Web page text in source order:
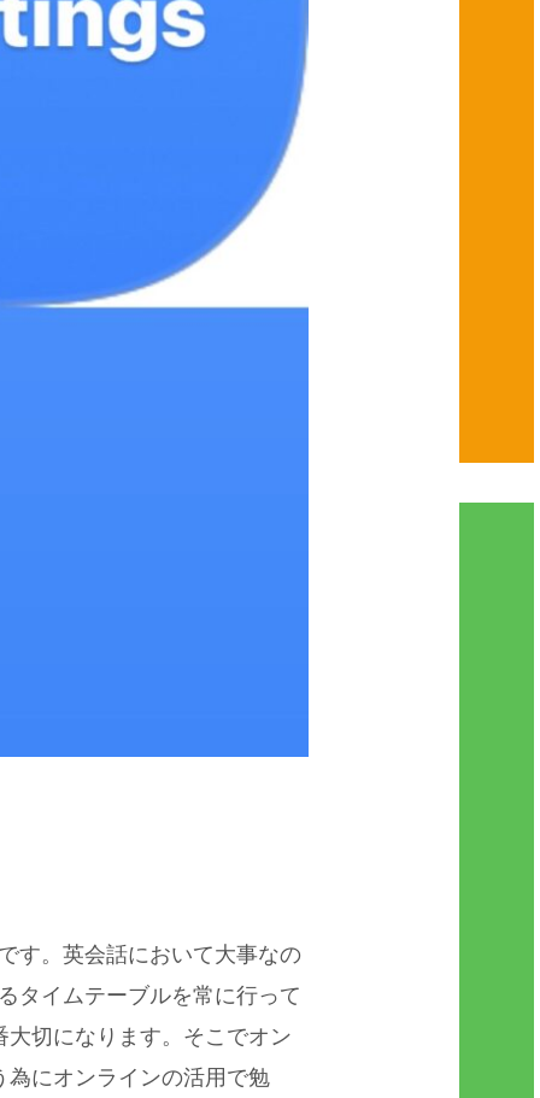
。英会話において大事なの
タイムテーブルを常に行って
切になります。そこでオン
にオンラインの活用で勉